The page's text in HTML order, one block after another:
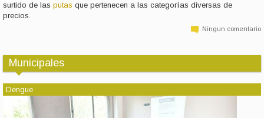
surtido de las putas que pertenecen a las categorías diversas de
precios.
Ningun comentario
Municipales
Dengue